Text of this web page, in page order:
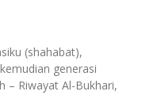
(shahabat),
generasi
– Riwayat Al-Bukhari,